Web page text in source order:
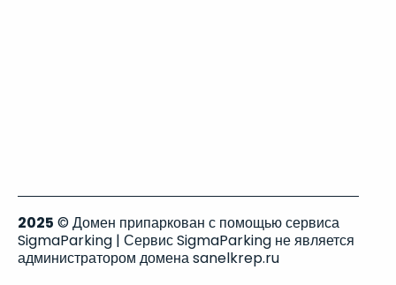
2025 © Домен припаркован с помощью сервиса
SigmaParking | Сервис SigmaParking не является
администратором домена sanelkrep.ru